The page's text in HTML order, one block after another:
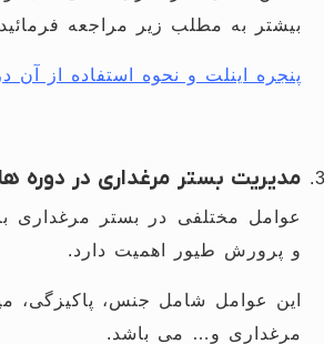
بیشتر به مطلب زیر مراجعه فرمائید
پنجره اینلت و نحوه استفاده از آن
مدیریت بستر مرغداری در دوره
عوامل مختلفی در بستر مرغداری
و پرورش طیور اهمیت دارد.
این عوامل شامل جنس، پاکیزگی،
مرغداری و… می باشد.